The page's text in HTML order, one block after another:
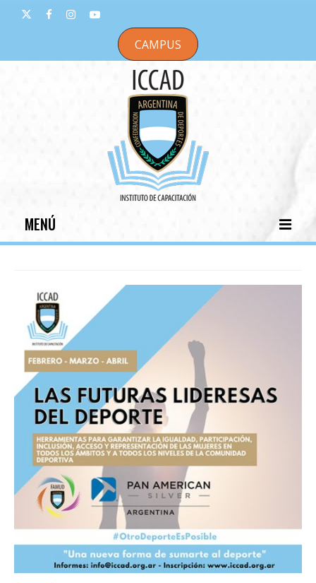
CAMPUS
MENÚ
INSTITUCIONAL
CAPACITACIONES
NOTICIAS
CONTACTO